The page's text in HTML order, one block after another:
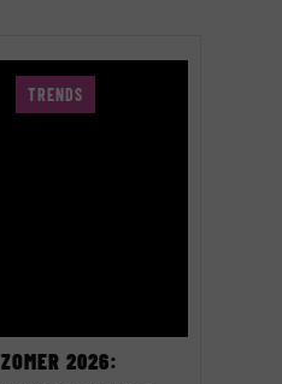
TRENDS
ZOMER 2026: